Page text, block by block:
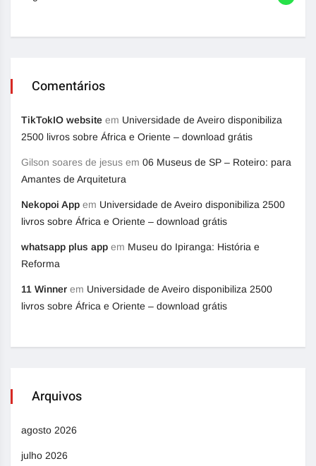
Comentários
TikTokIO website em Universidade de Aveiro disponibiliza
2500 livros sobre África e Oriente – download grátis
Gilson soares de jesus em 06 Museus de SP – Roteiro: para
Amantes de Arquitetura
Nekopoi App em Universidade de Aveiro disponibiliza 2500
livros sobre África e Oriente – download grátis
whatsapp plus app em Museu do Ipiranga: História e
Reforma
11 Winner em Universidade de Aveiro disponibiliza 2500
livros sobre África e Oriente – download grátis
Arquivos
agosto 2026
julho 2026